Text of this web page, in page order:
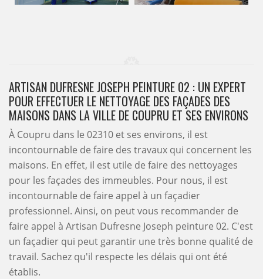
ARTISAN DUFRESNE JOSEPH PEINTURE 02 : UN EXPERT
POUR EFFECTUER LE NETTOYAGE DES FAÇADES DES
MAISONS DANS LA VILLE DE COUPRU ET SES ENVIRONS
À Coupru dans le 02310 et ses environs, il est
incontournable de faire des travaux qui concernent les
maisons. En effet, il est utile de faire des nettoyages
pour les façades des immeubles. Pour nous, il est
incontournable de faire appel à un façadier
professionnel. Ainsi, on peut vous recommander de
faire appel à Artisan Dufresne Joseph peinture 02. C'est
un façadier qui peut garantir une très bonne qualité de
travail. Sachez qu'il respecte les délais qui ont été
établis.